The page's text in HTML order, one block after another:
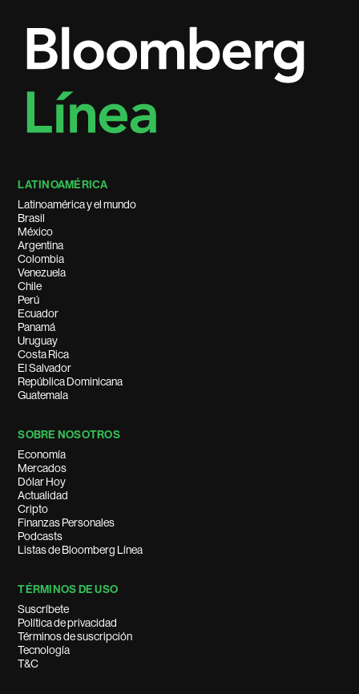
LATINOAMÉRICA
Latinoamérica y el mundo
Brasil
México
Argentina
Colombia
Venezuela
Chile
Perú
Ecuador
Panamá
Uruguay
Costa Rica
El Salvador
República Dominicana
Guatemala
SOBRE NOSOTROS
Economía
Mercados
Dólar Hoy
Actualidad
Cripto
Finanzas Personales
Podcasts
Listas de Bloomberg Línea
TÉRMINOS DE USO
Suscríbete
Política de privacidad
Términos de suscripción
Tecnología
T&C